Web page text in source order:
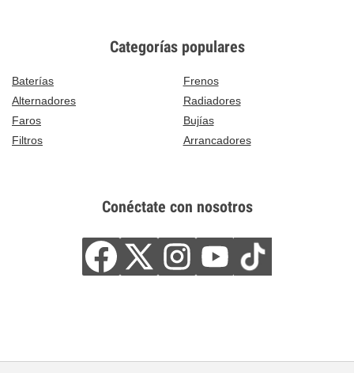
Categorías populares
Baterías
Frenos
Alternadores
Radiadores
Faros
Bujías
Filtros
Arrancadores
Conéctate con nosotros